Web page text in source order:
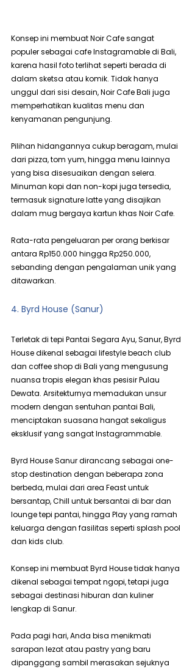
Konsep ini membuat Noir Cafe sangat
populer sebagai cafe Instagramable di Bali,
karena hasil foto terlihat seperti berada di
dalam sketsa atau komik. Tidak hanya
unggul dari sisi desain, Noir Cafe Bali juga
memperhatikan kualitas menu dan
kenyamanan pengunjung.
Pilihan hidangannya cukup beragam, mulai
dari pizza, tom yum, hingga menu lainnya
yang bisa disesuaikan dengan selera.
Minuman kopi dan non-kopi juga tersedia,
termasuk signature latte yang disajikan
dalam mug bergaya kartun khas Noir Cafe.
Rata-rata pengeluaran per orang berkisar
antara Rp150.000 hingga Rp250.000,
sebanding dengan pengalaman unik yang
ditawarkan.
4. Byrd House (Sanur)
Terletak di tepi Pantai Segara Ayu, Sanur, Byrd
House dikenal sebagai lifestyle beach club
dan coffee shop di Bali yang mengusung
nuansa tropis elegan khas pesisir Pulau
Dewata. Arsitekturnya memadukan unsur
modern dengan sentuhan pantai Bali,
menciptakan suasana hangat sekaligus
eksklusif yang sangat Instagrammable.
Byrd House Sanur dirancang sebagai one-
stop destination dengan beberapa zona
berbeda, mulai dari area Feast untuk
bersantap, Chill untuk bersantai di bar dan
lounge tepi pantai, hingga Play yang ramah
keluarga dengan fasilitas seperti splash pool
dan kids club.
Konsep ini membuat Byrd House tidak hanya
dikenal sebagai tempat ngopi, tetapi juga
sebagai destinasi hiburan dan kuliner
lengkap di Sanur.
Pada pagi hari, Anda bisa menikmati
sarapan lezat atau pastry yang baru
dipanggang sambil merasakan sejuknya